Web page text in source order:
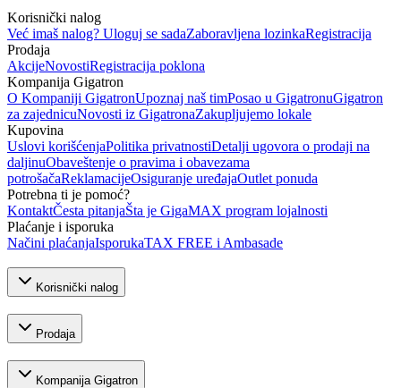
Korisnički nalog
Već imaš nalog? Uloguj se sadaZaboravljena lozinkaRegistracija
Prodaja
AkcijeNovostiRegistracija poklona
Kompanija Gigatron
O Kompaniji GigatronUpoznaj naš timPosao u GigatronuGigatron
za zajednicuNovosti iz GigatronaZakupljujemo lokale
Kupovina
Uslovi korišćenjaPolitika privatnostiDetalji ugovora o prodaji na
daljinuObaveštenje o pravima i obavezama
potrošačaReklamacijeOsiguranje uređajaOutlet ponuda
Potrebna ti je pomoć?
KontaktČesta pitanjaŠta je GigaMAX program lojalnosti
Plaćanje i isporuka
Načini plaćanjaIsporukaTAX FREE i Ambasade
Korisnički nalog
Prodaja
Kompanija Gigatron